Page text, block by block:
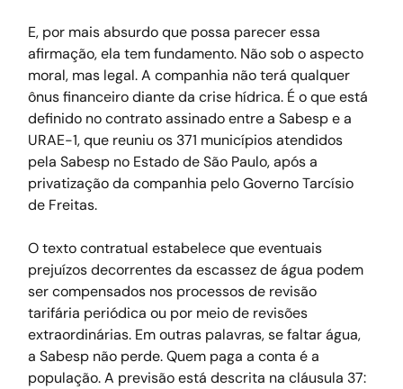
E, por mais absurdo que possa parecer essa
afirmação, ela tem fundamento. Não sob o aspecto
moral, mas legal. A companhia não terá qualquer
ônus financeiro diante da crise hídrica. É o que está
definido no contrato assinado entre a Sabesp e a
URAE-1, que reuniu os 371 municípios atendidos
pela Sabesp no Estado de São Paulo, após a
privatização da companhia pelo Governo Tarcísio
de Freitas.
O texto contratual estabelece que eventuais
prejuízos decorrentes da escassez de água podem
ser compensados nos processos de revisão
tarifária periódica ou por meio de revisões
extraordinárias. Em outras palavras, se faltar água,
a Sabesp não perde. Quem paga a conta é a
população. A previsão está descrita na cláusula 37: